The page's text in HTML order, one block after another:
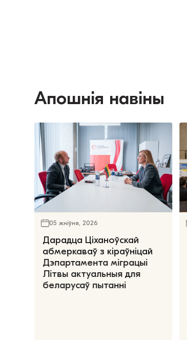
Апошнія навіны
05 жніўня, 2026
Дарадца Ціханоўскай
абмеркаваў з кіраўніцай
Дэпартамента міграцыі
Літвы актуальныя для
беларусаў пытанні